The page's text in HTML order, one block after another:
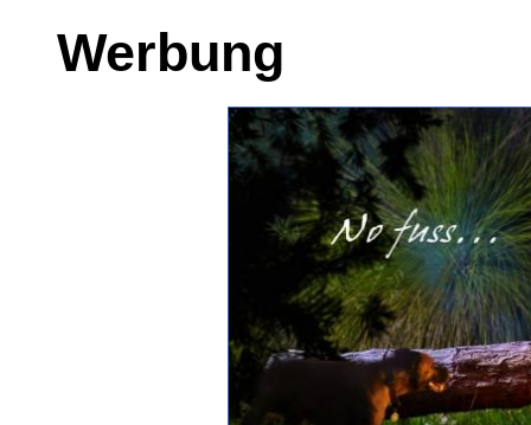
Werbung